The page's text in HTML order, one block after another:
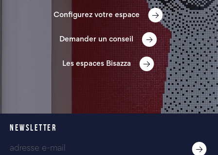
Configurez votre espace
Demander un conseil
Les espaces Bisazza
NEWSLETTER